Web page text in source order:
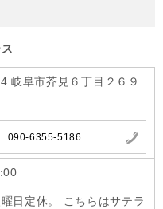
岐阜市芥見６丁目２６９
090-6355-5186
日定休。 こちらはサテラ